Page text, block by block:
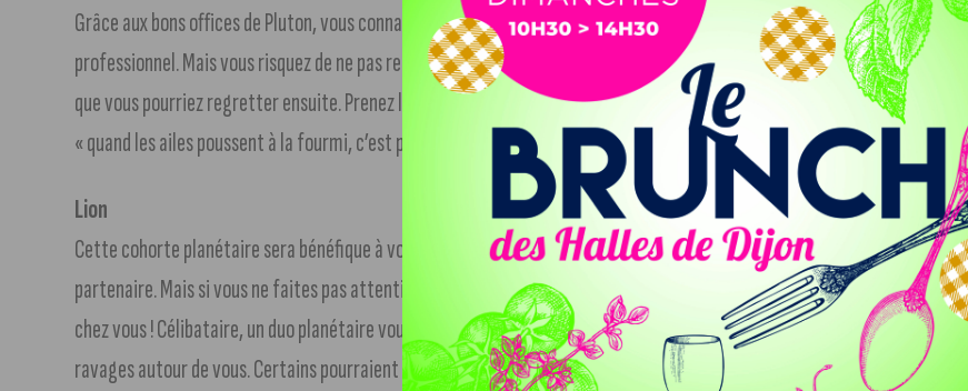
Grâce aux bons offices de Pluton, vous connaîtrez une phase de croissance importante dans le domaine
professionnel. Mais vous risquez de ne pas reconnaître vos limites, d’où des débordements ou des actions impulsives
que vous pourriez regretter ensuite. Prenez le temps de la réflexion et soyez ambitieux modérément. Sachez que
« quand les ailes poussent à la fourmi, c’est pour sa perte » (proverbe persan).
Lion
Cette cohorte planétaire sera bénéfique à votre vie conjugale. Vous serez plein d’attentions pour votre conjoint ou
partenaire. Mais si vous ne faites pas attention, une irrésistible envie d’aventure risque de vous appeler hors de
chez vous ! Célibataire, un duo planétaire vous rendra conquérant et décuplera votre sex-appeal. Vous allez faire des
ravages autour de vous. Certains pourraient même retomber sous le charme d’un ancien amour. Reste à savoir si la